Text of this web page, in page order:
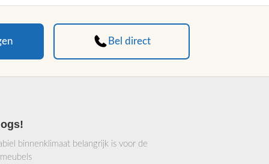
Bel direct
binnenklimaat belangrijk is voor de